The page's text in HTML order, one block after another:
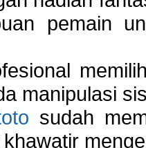
pemain
manipulasi
sudah